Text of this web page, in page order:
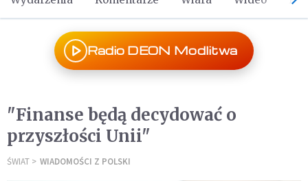
Radio DEON Modlitwa
"Finanse będą decydować o
przyszłości Unii"
ŚWIAT WIADOMOŚCI Z POLSKI